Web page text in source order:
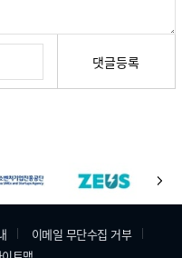
댓글등록
다
음
이메일 무단수집 거부